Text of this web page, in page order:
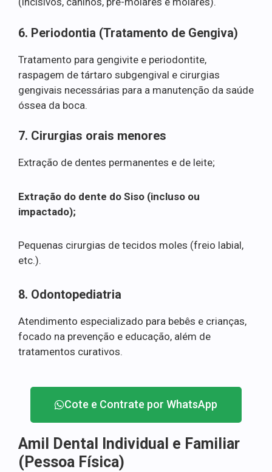
6. Periodontia (Tratamento de Gengiva)
Tratamento para gengivite e periodontite,
raspagem de tártaro subgengival e cirurgias
gengivais necessárias para a manutenção da saúde
óssea da boca.
7. Cirurgias orais menores
Extração de dentes permanentes e de leite;
Extração do dente do Siso (incluso ou
impactado);
Pequenas cirurgias de tecidos moles (freio labial,
etc.).
8. Odontopediatria
Atendimento especializado para bebês e crianças,
focado na prevenção e educação, além de
tratamentos curativos.
Cote e Contrate por WhatsApp
Amil Dental Individual e Familiar
(Pessoa Física)